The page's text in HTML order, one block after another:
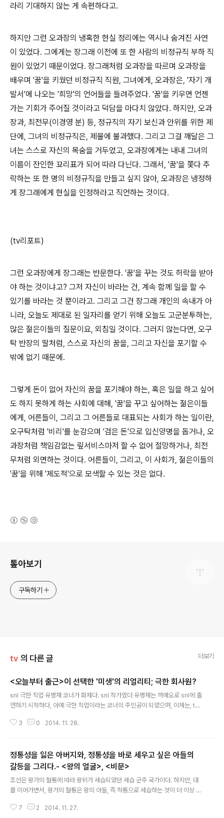
라리 기대하지 않는 게 속편하다고.
하지만 그런 오과장의 냉혹한 현실 정리에는 역시나 숨겨진 사연
이 있었다. 그에게는 장그래 이전에 또 한 사람의 비정규직 부하 직
원이 있었기 때문이었다. 장그래처럼 오과장을 따르며 오과장을
배우며 '꿈'을 키웠던 비정규직 직원, 그녀에게, 오과장은, '자기 개
발서'에 나오는 '희망'의 언어들을 들려주었다. '꿈'을 키우면 언젠
가는 기회가 주어질 것이라고 덕담을 마다치 않았다. 하지만, 오과
장과, 최전무(이경영 분) 등, 정규직의 자기 보신과 안위를 위한 제
단에, 그녀의 비정규직은, 제물에 불과했다. 그리고 그걸 깨달은 그
녀는 스스로 자신의 목숨을 거두었고, 오과장에게는 내내 그녀의
이름이 잔인한 꾜리표가 되어 따라 다닌다. 그래서, '꿈'을 쫓다 추
락하는 또 한 명의 비정규직을 만들고 싶지 않아, 오과장은 냉정하
게 장그래에게 현실을 인정하라고 직언하는 것이다.
(tv리포트)
그런 오과장에게 장그래는 반문한다. '꿈'을 꾸는 것도 허락을 받아
야 하는 것이냐고? 그저 자신이 바라는 건, 계속 함께 일을 할 수
있기를 바라는 것 뿐이라고. 그리고 그건 장그래 개인의 속내가 아
니라, 오늘도 제대로 된 일자리를 얻기 위해 오늘도 고군분투하는,
많은 젊은이들의 질문이요, 외침일 것이다. 그러지 않는다면, 오구
탁 반장의 딸처럼, 스스로 자신의 꿈을, 그리고 자신을 포기할 수
밖에 없기 때문에.
그렇게 돈이 없어 자신의 꿈을 포기해야 하는, 혹은 일을 하고 싶어
도 하지 못하게 하는 사회에 대해, '꿈'을 꾸고 싶어하는 젊은이들
에게, 어른들이, 그리고 그 어른들로 대표되는 사회가 하는 일이란,
오구탁처럼 '비리'를 눈감으며 '검은 돈'으로 입신양명을 돕거나, 오
과장처럼 책임감없는 맆서비스마저 할 수 없어 절망하거나, 최전
무처럼 외면하는 것이다. 어른들이, 그리고, 이 사회가, 젊은이들의
'꿈'을 위해 '제도적'으로 모색할 수 있는 것은 없다.
톺아보기
구독하기
tv 의 다른 글 더보기
<오늘부터 출근>이 선택한 '미생'의 리얼리티; 극한 회사원?
snl 극한 직업 유병재 코너가 화제다. snl 작가였더 유병재는 까메오로 snl에 출
연하기 시작하다, 아예 극한 직업이라는 코너의 주인공이 되었으며, 이제는, tvn
을 할 정도로 인기 코너가 되었다. snl의 극한 직업 코너는 유병재가 그 회차의
연예인의 해프닝이 인터넷에 회자되며 작가 유병재를 snl의 인기인으로 만들었
다. 그렇게, 무엇을 해도 억울한 '을'의 대명사 유병재가, 또 다른 '을'이 되어, 의
신입사원으로 등장했다. 똑같이 회사원의 이야기를 다루고 있음에도 ..
3 0 2014. 11. 28.
정통성을 잃은 아버지와, 정통성을 바로 세우고 싶은 아들의
갈등을 그리다.- <왕의 얼굴>, <비문>
조선은 왕가의 혈통에 따라 왕위가 세습되었던 세습 군주 국가이다. 하지만, 대
를 이어가면서, 왕가의 혈통은 왕의 아들, 즉 적통으로 세습하는 것이 더 이상 불
울리는 인재를 찾아 왕위를 세습하는 방계 세습을 선택할 수 밖에 없었는데, 그
7 2 2014. 11. 27.